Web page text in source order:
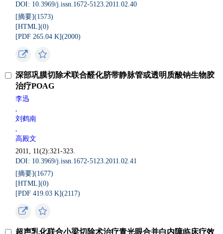
DOI: 10.3969/j.issn.1672-5123.2011.02.40
[摘要](1573)
[HTML](0)
[PDF 265.04 K](2000)
深部巩膜切除术联合醛化脐带静脉管或透明质酸钠生物胶
治疗POAG
李迅
,
刘鹤南
,
高殿文
2011, 11(2):321-323.
DOI: 10.3969/j.issn.1672-5123.2011.02.41
[摘要](1677)
[HTML](0)
[PDF 419.03 K](2117)
超声乳化联合小梁切除术治疗青光眼合并白内障临床疗效